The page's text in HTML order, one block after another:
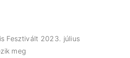
Fesztivált 2023. július
meg